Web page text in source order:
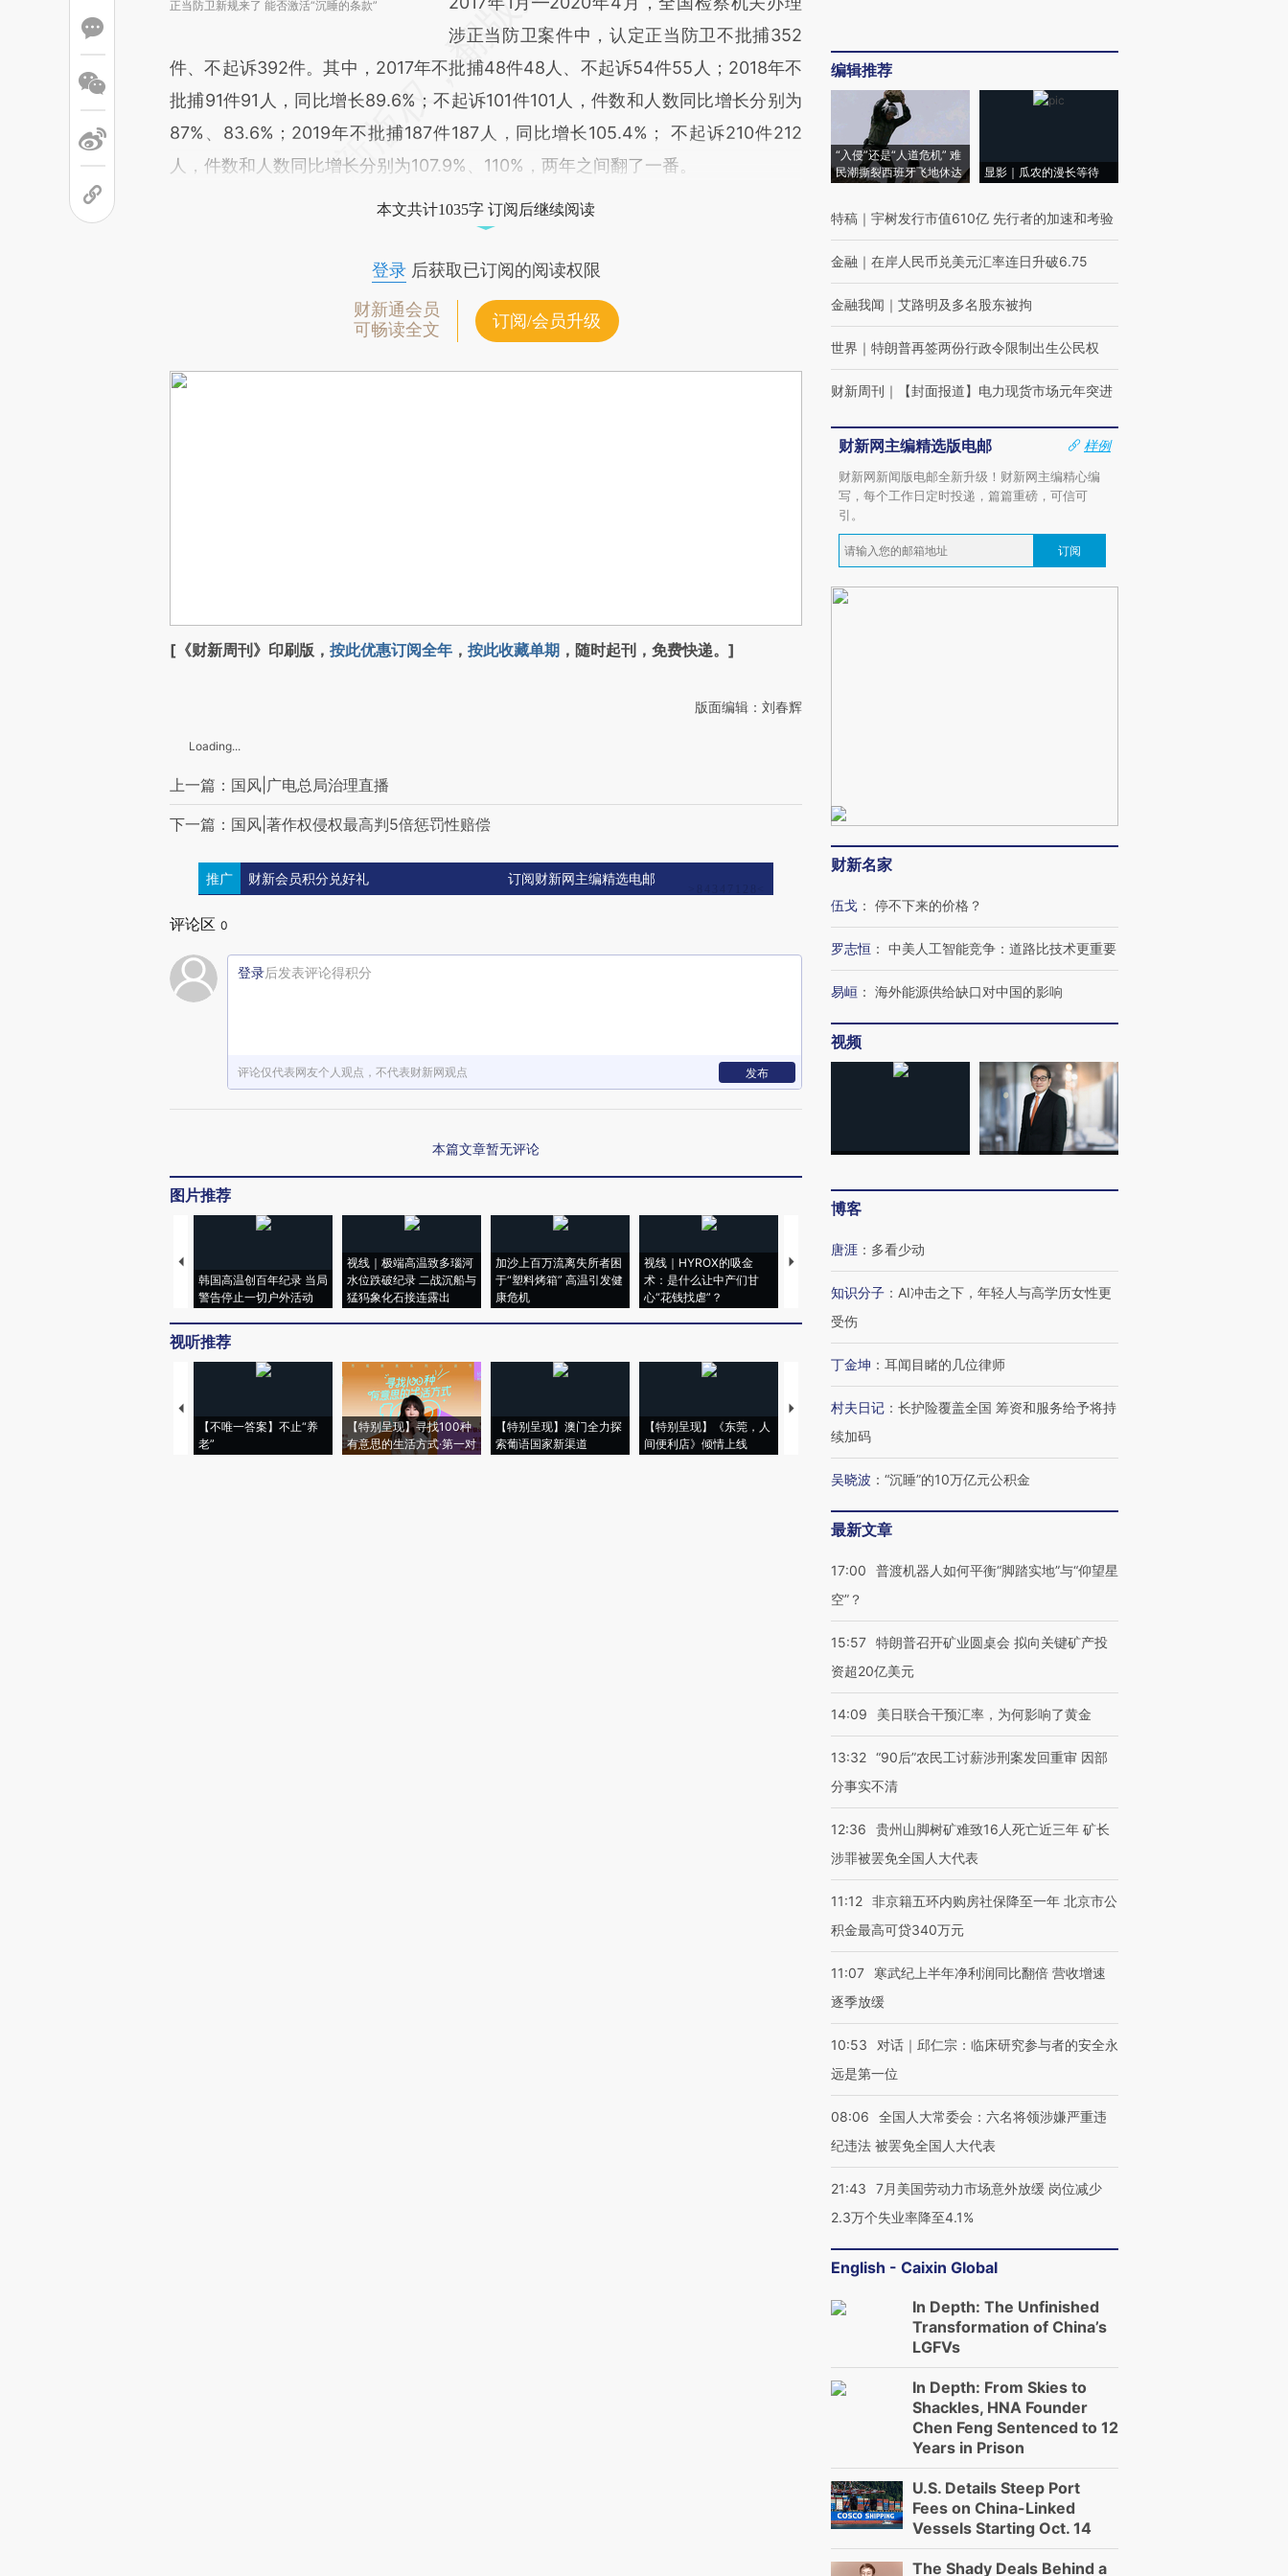
正当防卫新规来了 能否激活“沉睡的条款”
涉正当防卫案件中，认定正当防卫不批捕352
件、不起诉392件。其中，2017年不批捕48件48人、不起诉54件55人；2018年不
批捕91件91人，同比增长89.6%；不起诉101件101人，件数和人数同比增长分别为
87%、83.6%；2019年不批捕187件187人，同比增长105.4%； 不起诉210件212
人，件数和人数同比增长分别为107.9%、110%，两年之间翻了一番。
本文共计1035字 订阅后继续阅读
登录后获取已订阅的阅读权限
财新通会员
可畅读全文
订阅/会员升级
[《财新周刊》印刷版， 按此优惠订阅全年 ， 按此收藏单期 ，随时起刊，免费快递。]
版面编辑：刘春辉
Loading...
上一篇：国风|广电总局治理直播
下一篇：国风|著作权侵权最高判5倍惩罚性赔偿
推广 财新会员积分兑好礼 订阅财新网主编精选电邮
评论区 0
登录后发表评论得积分
评论仅代表网友个人观点，不代表财新网观点 发布
本篇文章暂无评论
图片推荐
韩国高温创百年纪录 当局
警告停止一切户外活动
视线｜极端高温致多瑙河
水位跌破纪录 二战沉船与
猛犸象化石接连露出
加沙上百万流离失所者困
于“塑料烤箱” 高温引发健
康危机
视线｜HYROX的吸金
术：是什么让中产们甘
心“花钱找虐”？
马航飞行员跨国走私7万
育部长拱下台
飞地休达
视听推荐
【不唯一答案】不止“养
老”
【特别呈现】寻找100种
有意思的生活方式·第一对
【特别呈现】澳门全力探
索葡语国家新渠道
【特别呈现】《东莞，人
间便利店》倾情上线
【推广】走进第四届链博
会，让数智科技“链”接产
【商旅对话】华住集团
编辑推荐
“入侵”还是“人道危机” 难
民潮撕裂西班牙飞地休达
显影｜瓜农的漫长等待
特稿 ｜ 宇树发行市值610亿 先行者的加速和考验
金融 ｜ 在岸人民币兑美元汇率连日升破6.75
金融我闻 ｜ 艾路明及多名股东被拘
世界 ｜ 特朗普再签两份行政令限制出生公民权
财新周刊 ｜ 【封面报道】电力现货市场元年突进
财新网主编精选版电邮
样例
财新网新闻版电邮全新升级！财新网主编精心编
写，每个工作日定时投递，篇篇重磅，可信可
引。
订阅
财新名家
伍戈 ： 停不下来的价格？
罗志恒 ： 中美人工智能竞争：道路比技术更重要
易峘 ： 海外能源供给缺口对中国的影响
视频
博客
唐涯 ： 多看少动
知识分子 ： AI冲击之下，年轻人与高学历女性更
受伤
丁金坤 ： 耳闻目睹的几位律师
村夫日记 ： 长护险覆盖全国 筹资和服务给予将持
续加码
吴晓波 ： “沉睡”的10万亿元公积金
最新文章
17:00
普渡机器人如何平衡“脚踏实地”与“仰望星
空”？
15:57 特朗普召开矿业圆桌会 拟向关键矿产投
资超20亿美元
14:09 美日联合干预汇率，为何影响了黄金
13:32 “90后”农民工讨薪涉刑案发回重审 因部
分事实不清
12:36
贵州山脚树矿难致16人死亡近三年 矿长
涉罪被罢免全国人大代表
11:12 非京籍五环内购房社保降至一年 北京市公
积金最高可贷340万元
11:07
寒武纪上半年净利润同比翻倍 营收增速
逐季放缓
10:53
对话｜邱仁宗：临床研究参与者的安全永
远是第一位
08:06
全国人大常委会：六名将领涉嫌严重违
纪违法 被罢免全国人大代表
21:43
7月美国劳动力市场意外放缓 岗位减少
2.3万个失业率降至4.1%
English - Caixin Global
In Depth: The Unfinished
Transformation of China’s
LGFVs
In Depth: From Skies to
Shackles, HNA Founder
Chen Feng Sentenced to 12
Years in Prison
U.S. Details Steep Port
Fees on China-Linked
Vessels Starting Oct. 14
The Shady Deals Behind a